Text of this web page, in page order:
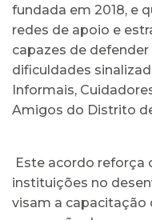
fundada em 2018, e
redes de apoio e
capazes de
dificuldades
Informais,
Amigos do Distrito
Este acordo reforça
instituições no
visam a capacitação